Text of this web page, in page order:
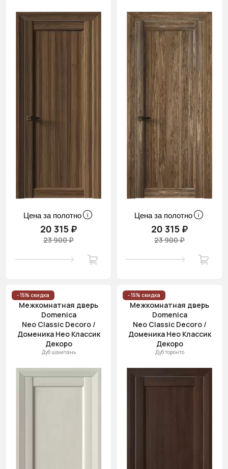
Цена за полотно
20 315 ₽
23 900 ₽
Цена за полотно
20 315 ₽
23 900 ₽
- 15% скидка
Межкомнатная дверь
Domenica
Neo Classic Decoro /
Доменика Нео Классик
Декоро
Дуб шампань
- 15% скидка
Межкомнатная дверь
Domenica
Neo Classic Decoro /
Доменика Нео Классик
Декоро
Дуб торонто